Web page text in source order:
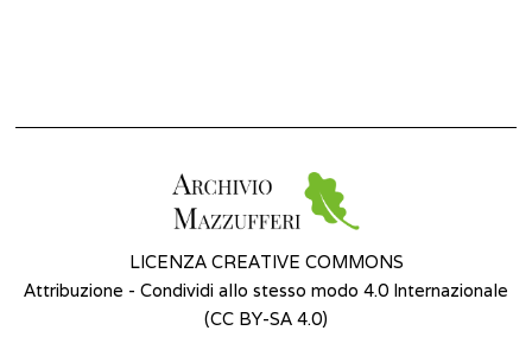
LICENZA CREATIVE COMMONS
Attribuzione - Condividi allo stesso modo 4.0 Internazionale
(CC BY-SA 4.0)